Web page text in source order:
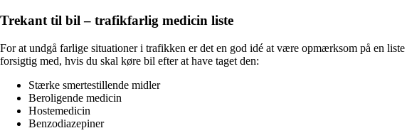
Trekant til bil – trafikfarlig medicin liste
For at undgå farlige situationer i trafikken er det en god idé at være opmærksom på en
forsigtig med, hvis du skal køre bil efter at have taget den:
Stærke smertestillende midler
Beroligende medicin
Hostemedicin
Benzodiazepiner